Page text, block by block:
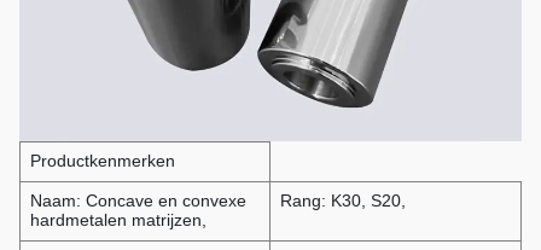
Productkenmerken
Naam: Concave en convexe
hardmetalen matrijzen,
Rang: K30, S20,